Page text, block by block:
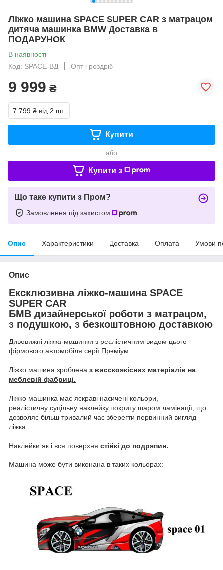
Ліжко машина SPACE SUPER CAR з матрацом
дитяча машинка BMW Доставка в
ПОДАРУНОК
В наявності
Код: SPACE-ВД
Опт і роздріб
9 999 ₴
7 799 ₴ від 2 шт.
Купити
або
Купити з
Що таке купити з Пром?
Замовлення під захистом
Опис Характеристики Доставка Оплата Умови
Опис
Ексклюзивна ліжко-машина SPACE
SUPER CAR
БМВ дизайнерської роботи з матрацом,
з подушкою, з безкоштовною доставкою
Дивовижні ліжка-машинки з реалістичним видом цього
фірмового автомобіля серії Преміум.
Ліжко машина зроблена з високоякісних матеріалів на
меблевій фабриці.
Ліжко машинка має яскраві насичені кольори,
реалістичну суцільну наклейку покриту шаром ламінації, що
дозволяє більш тривалий час зберегти первинний вигляд
ліжка.
Наклейки як і вся поверхня стійкі до подряпин.
Машина може бути виконана в таких кольорах: